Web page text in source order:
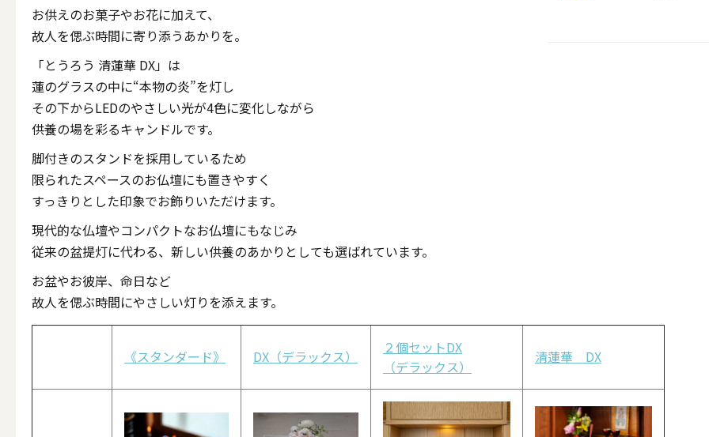
キャンドル・ホルダーセット
点火・消火ツール
ALL
お供えのお菓子やお花に加えて、
故人を偲ぶ時間に寄り添うあかりを。
「とうろう 清蓮華 DX」は
蓮のグラスの中に“本物の炎”を灯し
その下からLEDのやさしい光が4色に変化しながら
供養の場を彩るキャンドルです。
脚付きのスタンドを採用しているため
限られたスペースのお仏壇にも置きやすく
すっきりとした印象でお飾りいただけます。
現代的な仏壇やコンパクトなお仏壇にもなじみ
従来の盆提灯に代わる、新しい供養のあかりとしても選ばれています。
お盆やお彼岸、命日など
故人を偲ぶ時間にやさしい灯りを添えます。
《スタンダード》 DX（デラックス）
２個セットDX
（デラックス）
清蓮華 DX